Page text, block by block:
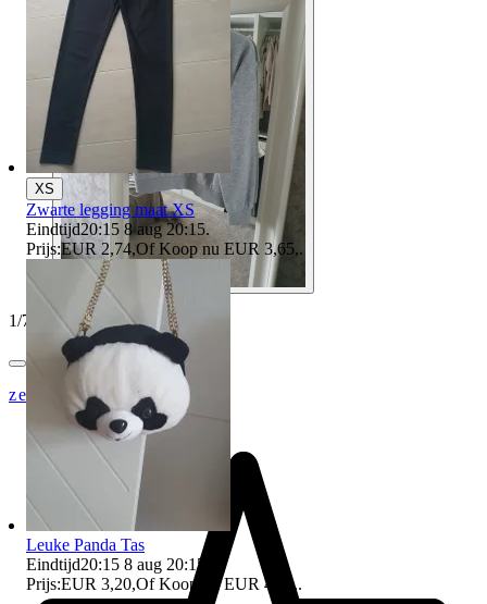
1/7
zeldisen
XS
Zwarte legging maat XS
Eindtijd20:15 8 aug 20:15.
Prijs:EUR 2,74,Of Koop nu EUR 3,65,.
Leuke Panda Tas
Eindtijd20:15 8 aug 20:15
Prijs:EUR 3,20,Of Koop nu EUR 4,11,.